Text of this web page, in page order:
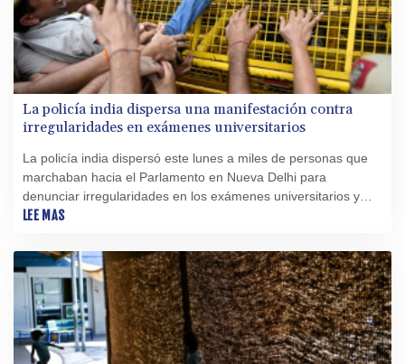
La policía india dispersa una manifestación contra
irregularidades en exámenes universitarios
La policía india dispersó este lunes a miles de personas que
marchaban hacia el Parlamento en Nueva Delhi para
denunciar irregularidades en los exámenes universitarios y
exigir la dimisión del ministro de Educación, Dharmendra
LEE MAS